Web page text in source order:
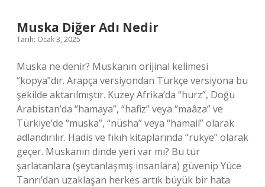
Muska Diğer Adı Nedir
Tarih: Ocak 3, 2025
Muska ne denir? Muskanın orijinal kelimesi
“kopya”dır. Arapça versiyondan Türkçe versiyona bu
şekilde aktarılmıştır. Kuzey Afrika’da “hurz”, Doğu
Arabistan’da “hamaya”, “hafiz” veya “maâza” ve
Türkiye’de “muska”, “nüsha” veya “hamail” olarak
adlandırılır. Hadis ve fıkıh kitaplarında “rukye” olarak
geçer. Muskanın dinde yeri var mı? Bu tür
şarlatanlara (şeytanlaşmış insanlara) güvenip Yüce
Tanrı’dan uzaklaşan herkes artık büyük bir hata